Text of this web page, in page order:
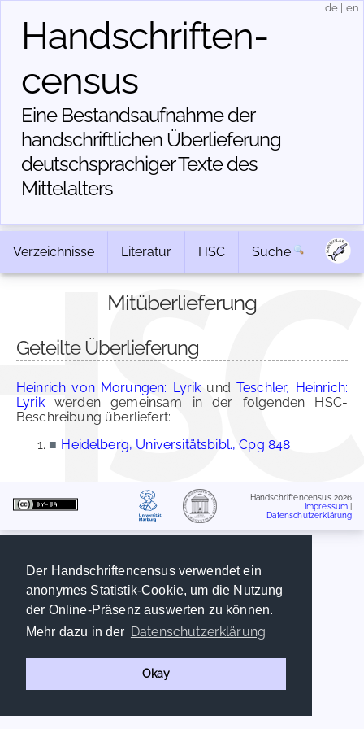
Der Handschriftencensus verwendet ein
anonymes Statistik-Cookie, um die Nutzung
der Online-Präsenz auswerten zu können.
Mehr dazu in der Datenschutzerklärung
Okay
Handschriften­
census
Eine Bestandsaufnahme der
handschriftlichen Über­lieferung
deutschsprachiger Texte des
Mittelalters
de en
Verzeichnisse Literatur HSC Suche
Mitüberlieferung
Geteilte Überlieferung
Heinrich von Morungen: Lyrikund Teschler, Heinrich:
Lyrikwerden gemeinsam in der folgenden HSC-
Beschreibung überliefert:
■ Heidelberg, Universitätsbibl., Cpg 848
Handschriftencensus 2026
Impressum
Datenschutzerklärung